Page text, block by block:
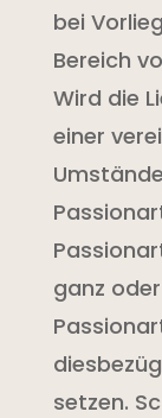
bei
Bereich
Wird die
einer
ganz
setzen.